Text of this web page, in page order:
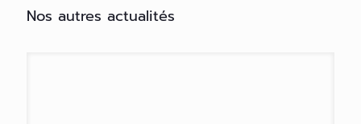
Nos autres actualités